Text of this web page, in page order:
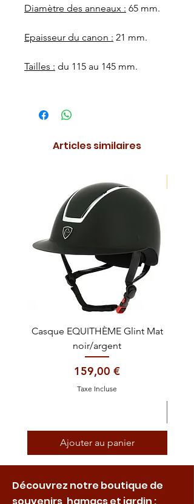
Diamètre des anneaux : 65 mm.
Epaisseur du canon : 21 mm.
Tailles : du 115 au 145 mm.
Articles similaires
Casque EQUITHÈME Glint Mat
noir/argent
Prix
159,00 €
Taxe Incluse
Ajouter au panier
Découvrez notre boutique de